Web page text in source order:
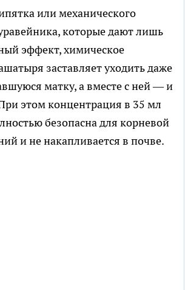
или механического
которые дают лишь
эффект, химическое
заставляет уходить даже
матку, а вместе с ней — и
этом концентрация в 35 мл
безопасна для корневой
и не накапливается в почве.